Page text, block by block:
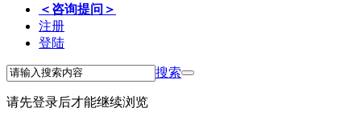
＜咨询提问＞
注册
登陆
搜索
请先登录后才能继续浏览